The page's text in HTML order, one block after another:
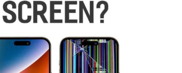
Reparación Playstation 4 Pro